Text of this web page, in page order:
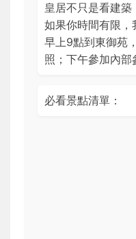
皇居不只是看建築
如果你時間有限，
早上9點到東御苑
照；下午參加內部
必看景點清單：